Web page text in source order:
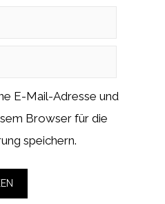
E-Mail-Adresse und
Browser für die
speichern.